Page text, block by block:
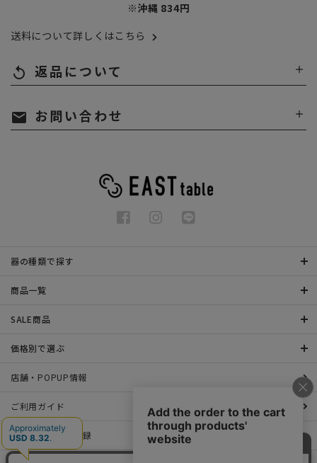
※沖縄 834円
送料について詳しくはこちら
replay 返品について
mail お問い合わせ
器の種類で探す
商品一覧
SALE商品
価格別で選ぶ
店舗・POPUP情報
ご利用ガイド
メールマガジン登録